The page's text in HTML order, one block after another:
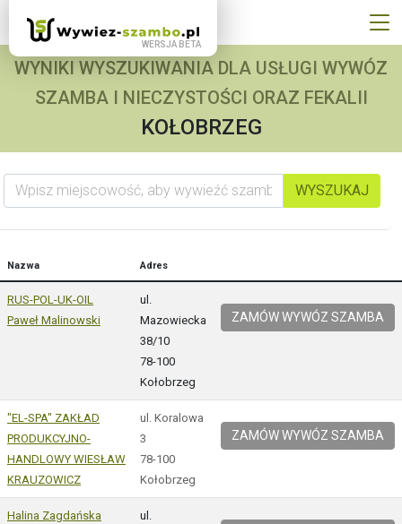
WYNIKI WYSZUKIWANIA DLA USŁUGI WYWÓZ
SZAMBA I NIECZYSTOŚCI ORAZ FEKALII
KOŁOBRZEG
Wpisz miejscowość, aby wywieźć szambo
WYSZUKAJ
Nazwa Adres
RUS-POL-UK-OIL
Paweł Malinowski
ul.
Mazowiecka
38/10
78-100
Kołobrzeg
ZAMÓW WYWÓZ SZAMBA
"EL-SPA" ZAKŁAD
PRODUKCYJNO-
HANDLOWY WIESŁAW
KRAUZOWICZ
ul. Koralowa
3
78-100
Kołobrzeg
ZAMÓW WYWÓZ SZAMBA
Halina Zagdańska
ul.